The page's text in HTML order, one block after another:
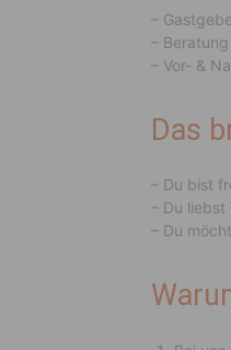
–
–
– Vor- &
Das
– Du bist
– Du
– Du